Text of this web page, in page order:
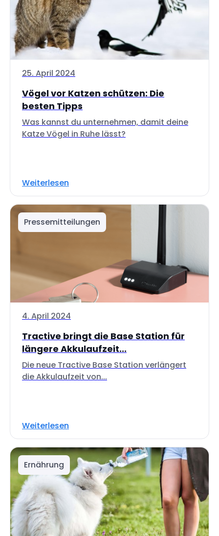
25. April 2024
Vögel vor Katzen schützen: Die
besten Tipps
Was kannst du unternehmen, damit deine
Katze Vögel in Ruhe lässt?
Weiterlesen
Pressemitteilungen
4. April 2024
Tractive bringt die Base Station für
längere Akkulaufzeit...
Die neue Tractive Base Station verlängert
die Akkulaufzeit von...
Weiterlesen
Ernährung